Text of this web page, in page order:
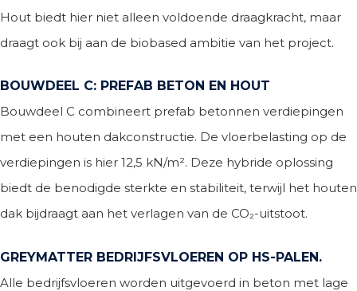
Hout biedt hier niet alleen voldoende draagkracht, maar
draagt ook bij aan de biobased ambitie van het project.
BOUWDEEL C: PREFAB BETON EN HOUT
Bouwdeel C combineert prefab betonnen verdiepingen
met een houten dakconstructie. De vloerbelasting op de
verdiepingen is hier 12,5 kN/m². Deze hybride oplossing
biedt de benodigde sterkte en stabiliteit, terwijl het houten
dak bijdraagt aan het verlagen van de CO₂-uitstoot.
GREYMATTER BEDRIJFSVLOEREN OP HS-PALEN.
Alle bedrijfsvloeren worden uitgevoerd in beton met lage